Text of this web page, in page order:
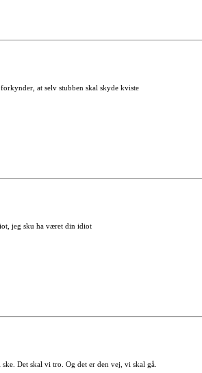
forkynder, at selv stubben skal skyde kviste
jeg sku ha været din idiot
Det skal vi tro. Og det er den vej, vi skal gå.